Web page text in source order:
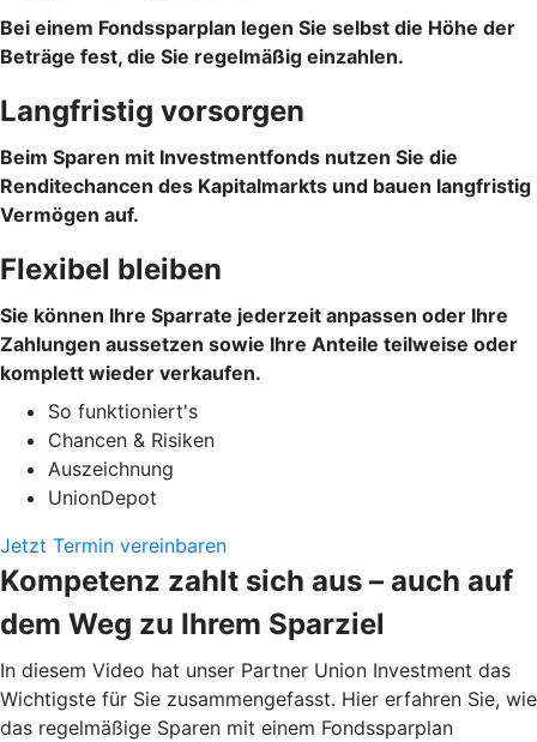
Bei einem Fondssparplan legen Sie selbst die Höhe der
Beträge fest, die Sie regelmäßig einzahlen.
Langfristig vorsorgen
Beim Sparen mit Investmentfonds nutzen Sie die
Renditechancen des Kapitalmarkts und bauen langfristig
Vermögen auf.
Flexibel bleiben
Sie können Ihre Sparrate jederzeit anpassen oder Ihre
Zahlungen aussetzen sowie Ihre Anteile teilweise oder
komplett wieder verkaufen.
So funktioniert's
Chancen & Risiken
Auszeichnung
UnionDepot
Jetzt Termin vereinbaren
Kompetenz zahlt sich aus – auch auf
dem Weg zu Ihrem Sparziel
In diesem Video hat unser Partner Union Investment das
Wichtigste für Sie zusammengefasst. Hier erfahren Sie, wie
das regelmäßige Sparen mit einem Fondssparplan